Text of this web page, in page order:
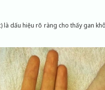
là dấu hiệu rõ ràng cho thấy gan